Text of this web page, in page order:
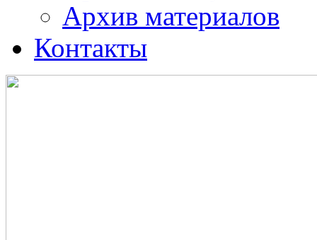
Архив материалов
Контакты